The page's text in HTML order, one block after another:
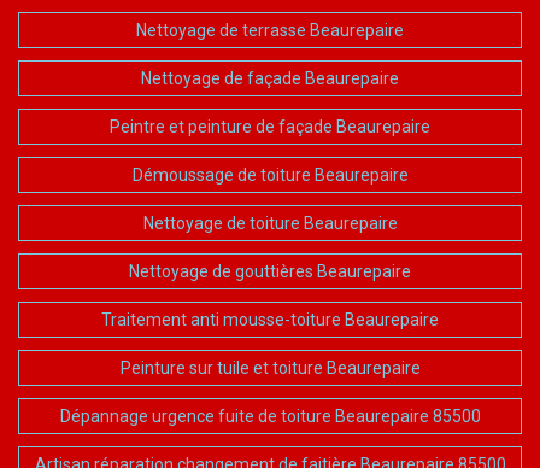
Nettoyage de terrasse Beaurepaire
Nettoyage de façade Beaurepaire
Peintre et peinture de façade Beaurepaire
Démoussage de toiture Beaurepaire
Nettoyage de toiture Beaurepaire
Nettoyage de gouttières Beaurepaire
Traitement anti mousse-toiture Beaurepaire
Peinture sur tuile et toiture Beaurepaire
Dépannage urgence fuite de toiture Beaurepaire 85500
Artisan réparation changement de faitière Beaurepaire 85500